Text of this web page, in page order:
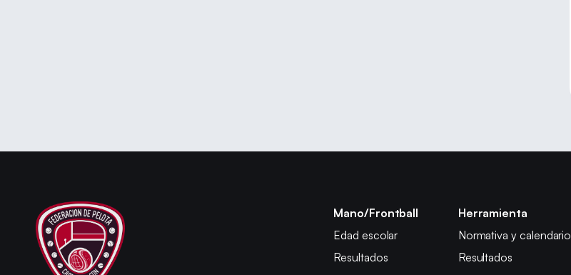
Mano/Frontball
Edad escolar
Resultados
Herramienta
Normativa y calendario
Resultados